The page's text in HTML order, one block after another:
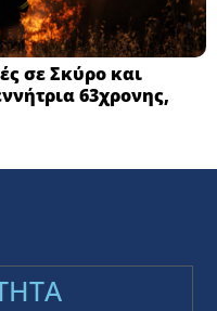
σε Σκύρο και
63χρονης,